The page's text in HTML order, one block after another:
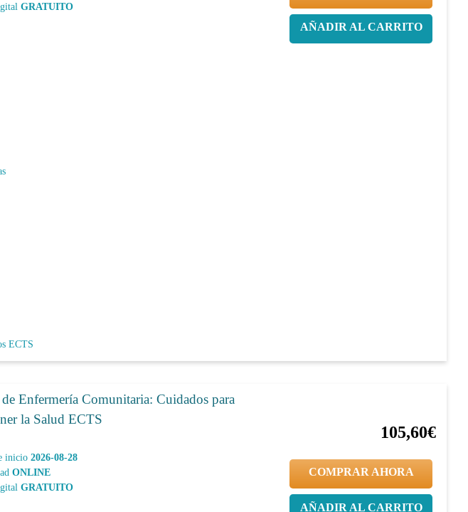
GRATUITO
ECTS
AÑADIR AL CARRITO
Enfermería Comunitaria: Cuidados para
la Salud ECTS
inicio 2026-08-28
ONLINE
GRATUITO
105,60€
COMPRAR AHORA
AÑADIR AL CARRITO